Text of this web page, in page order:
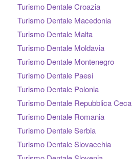
Turismo Dentale Croazia
Turismo Dentale Macedonia
Turismo Dentale Malta
Turismo Dentale Moldavia
Turismo Dentale Montenegro
Turismo Dentale Paesi
Turismo Dentale Polonia
Turismo Dentale Repubblica Ceca
Turismo Dentale Romania
Turismo Dentale Serbia
Turismo Dentale Slovacchia